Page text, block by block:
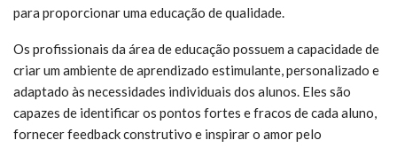
para proporcionar uma educação de qualidade.
Os profissionais da área de educação possuem a capacidade de
criar um ambiente de aprendizado estimulante, personalizado e
adaptado às necessidades individuais dos alunos. Eles são
capazes de identificar os pontos fortes e fracos de cada aluno,
fornecer feedback construtivo e inspirar o amor pelo